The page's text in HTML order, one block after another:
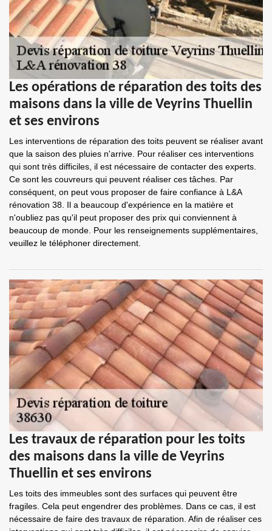
Les opérations de réparation des toits des
maisons dans la ville de Veyrins Thuellin
et ses environs
Les interventions de réparation des toits peuvent se réaliser avant
que la saison des pluies n'arrive. Pour réaliser ces interventions
qui sont très difficiles, il est nécessaire de contacter des experts.
Ce sont les couvreurs qui peuvent réaliser ces tâches. Par
conséquent, on peut vous proposer de faire confiance à L&A
rénovation 38. Il a beaucoup d'expérience en la matière et
n'oubliez pas qu'il peut proposer des prix qui conviennent à
beaucoup de monde. Pour les renseignements supplémentaires,
veuillez le téléphoner directement.
Les travaux de réparation pour les toits
des maisons dans la ville de Veyrins
Thuellin et ses environs
Les toits des immeubles sont des surfaces qui peuvent être
fragiles. Cela peut engendrer des problèmes. Dans ce cas, il est
nécessaire de faire des travaux de réparation. Afin de réaliser ces